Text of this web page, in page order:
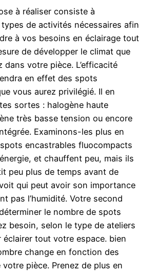
à réaliser consiste à
de activités nécessaires afin
à vos besoins en éclairage tout
de développer le climat que
dans votre pièce. L’efficacité
en effet des spots
vous aurez privilégié. Il en
sortes : halogène haute
très basse tension ou encore
Examinons-les plus en
encastrables fluocompacts
et chauffent peu, mais ils
peu plus de temps avant de
voit qui peut avoir son importance
pas l’humidité. Votre second
le nombre de spots
besoin, selon le type de ateliers
éclairer tout votre espace. bien
change en fonction des
pièce. Prenez de plus en